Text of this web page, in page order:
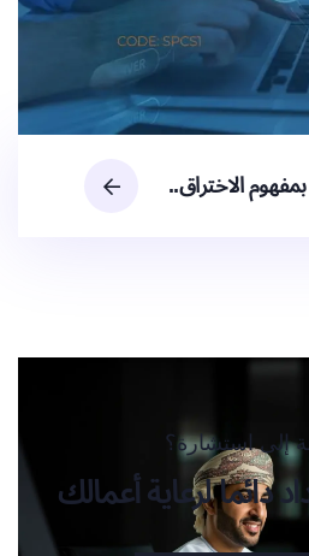
الاختراق..
إلى استشارة؟
دائما لرعاية أعمالك